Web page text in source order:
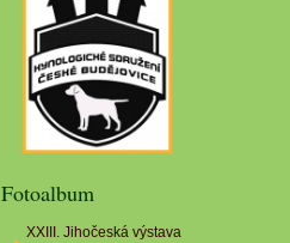
Fotoalbum
XXIII. Jihočeská výstava